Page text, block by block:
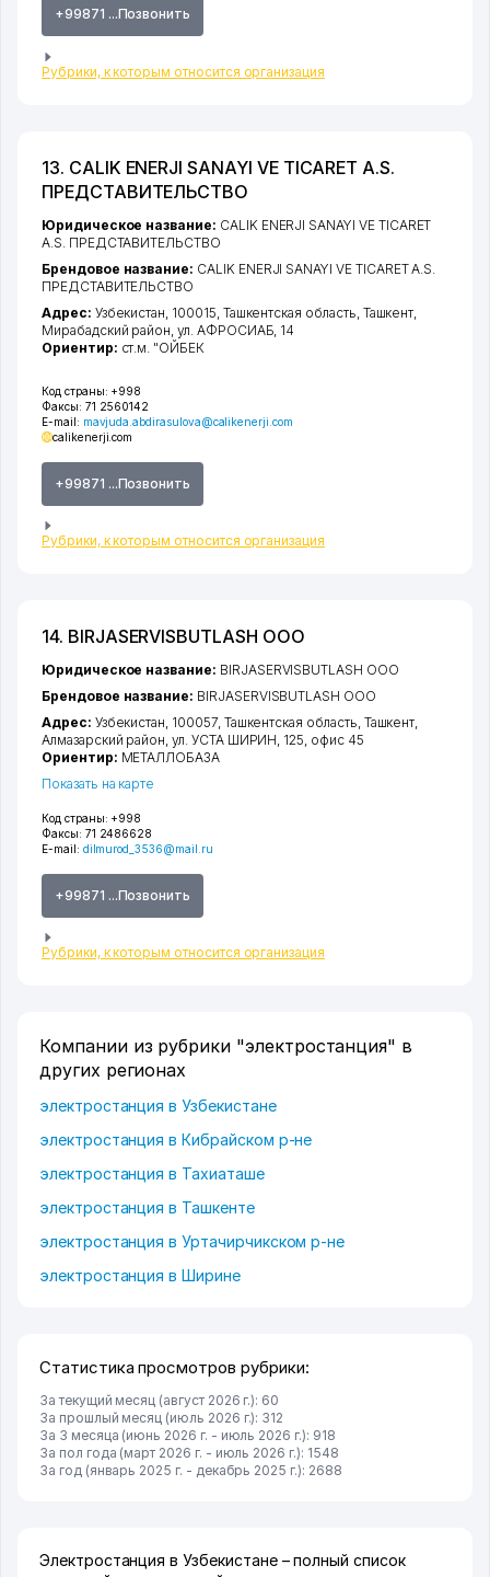
+99871 ...Позвонить
Рубрики, к которым относится организация
13. CALIK ENERJI SANAYI VE TICARET A.S.
ПРЕДСТАВИТЕЛЬСТВО
Код страны: +998
Факсы: 71 2560142
E-mail: mavjuda.abdirasulova@calikenerji.com
calikenerji.com
+99871 ...Позвонить
Рубрики, к которым относится организация
Юридическое название: CALIK ENERJI SANAYI VE TICARET
A.S. ПРЕДСТАВИТЕЛЬСТВО
Брендовое название: CALIK ENERJI SANAYI VE TICARET A.S.
ПРЕДСТАВИТЕЛЬСТВО
Адрес: Узбекистан, 100015, Ташкентская область Ташкент
Мирабадский район ,ул. АФРОСИАБ , 14
Ориентир: ст.м. "ОЙБЕК
14. BIRJASERVISBUTLASH ООО
Код страны: +998
Факсы: 71 2486628
E-mail: dilmurod_3536@mail.ru
+99871 ...Позвонить
Рубрики, к которым относится организация
Юридическое название: BIRJASERVISBUTLASH ООО
Брендовое название: BIRJASERVISBUTLASH ООО
Адрес: Узбекистан, 100057, Ташкентская область Ташкент
Алмазарский район ,ул. УСТА ШИРИН , 125, офис 45
Ориентир: МЕТАЛЛОБАЗА
Показать на карте
Компании из рубрики "электростанция" в
других регионах
электростанция в Узбекистане
электростанция в Кибрайском р-не
электростанция в Тахиаташе
электростанция в Ташкенте
электростанция в Уртачирчикском р-не
электростанция в Ширине
Статистика просмотров рубрики:
За текущий месяц (август 2026 г.): 60
За прошлый месяц (июль 2026 г.): 312
За 3 месяца (июнь 2026 г. - июль 2026 г.): 918
За пол года (март 2026 г. - июль 2026 г.): 1548
За год (январь 2025 г. - декабрь 2025 г.): 2688
Электростанция в Узбекистане – полный список